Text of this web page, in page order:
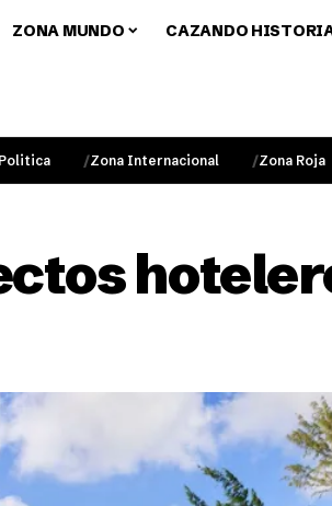
ZONA MUNDO CAZANDO
Zona Internacional Zona Roja